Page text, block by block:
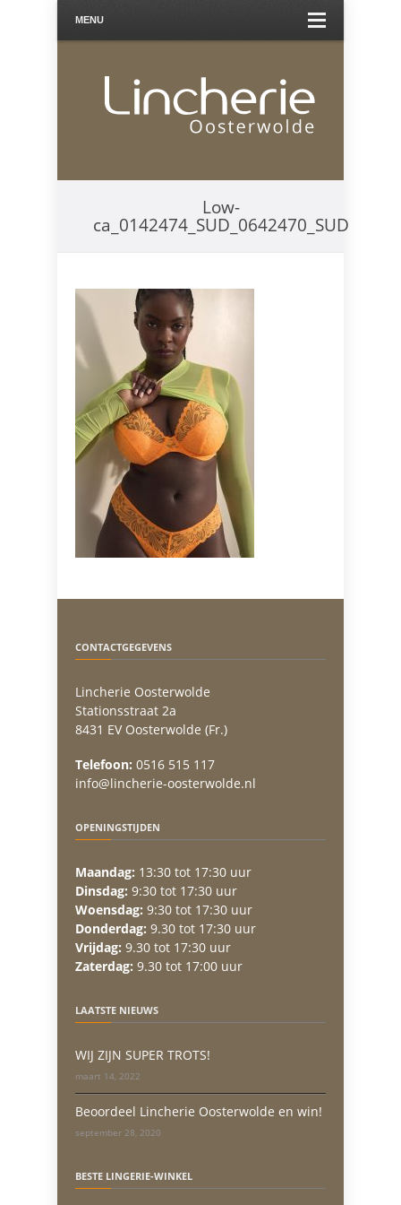
MENU
Low-
ca_0142474_SUD_0642470_SUD
CONTACTGEGEVENS
Lincherie Oosterwolde
Stationsstraat 2a
8431 EV Oosterwolde (Fr.)
Telefoon: 0516 515 117
info@lincherie-oosterwolde.nl
OPENINGSTIJDEN
Maandag: 13:30 tot 17:30 uur
Dinsdag: 9:30 tot 17:30 uur
Woensdag: 9:30 tot 17:30 uur
Donderdag: 9.30 tot 17:30 uur
Vrijdag: 9.30 tot 17:30 uur
Zaterdag: 9.30 tot 17:00 uur
LAATSTE NIEUWS
WIJ ZIJN SUPER TROTS!
maart 14, 2022
Beoordeel Lincherie Oosterwolde en win!
september 28, 2020
BESTE LINGERIE-WINKEL